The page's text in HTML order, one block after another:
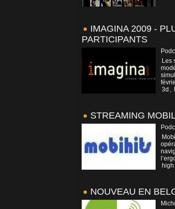
IMAGINA 2009 -
PARTICIPANTS
Les
3d ,
STREAMING
NOUVEAU EN